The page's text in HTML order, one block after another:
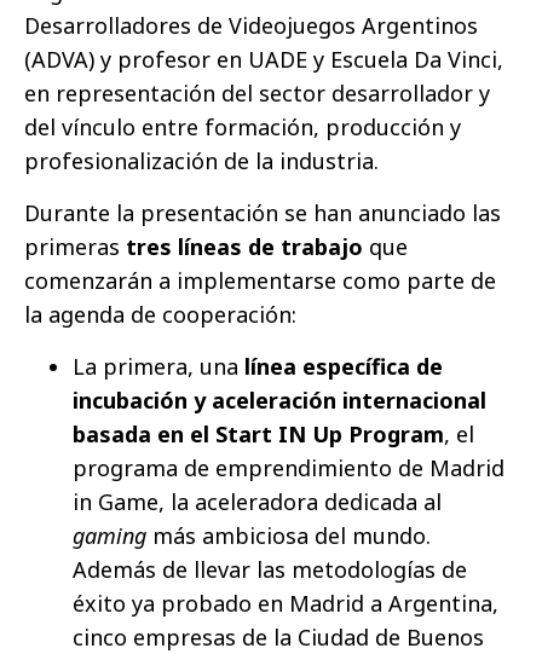
Desarrolladores de Videojuegos Argentinos
(ADVA) y profesor en UADE y Escuela Da Vinci,
en representación del sector desarrollador y
del vínculo entre formación, producción y
profesionalización de la industria.
Durante la presentación se han anunciado las
primeras tres líneas de trabajo que
comenzarán a implementarse como parte de
la agenda de cooperación:
La primera, una línea específica de
incubación y aceleración internacional
basada en el Start IN Up Program, el
programa de emprendimiento de Madrid
in Game, la aceleradora dedicada al
gaming más ambiciosa del mundo.
Además de llevar las metodologías de
éxito ya probado en Madrid a Argentina,
cinco empresas de la Ciudad de Buenos